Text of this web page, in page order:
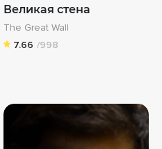
Великая стена
The Great Wall
7.66 /998